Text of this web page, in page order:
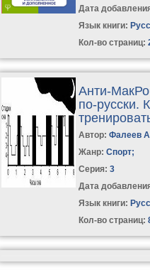
Дата
Язык книги:
Кол-во страниц:
Анти-
по-русски.
Автор:Фалеев
Жанр: Спорт;
Серия:3
Дата
Язык книги:
Кол-во страниц: